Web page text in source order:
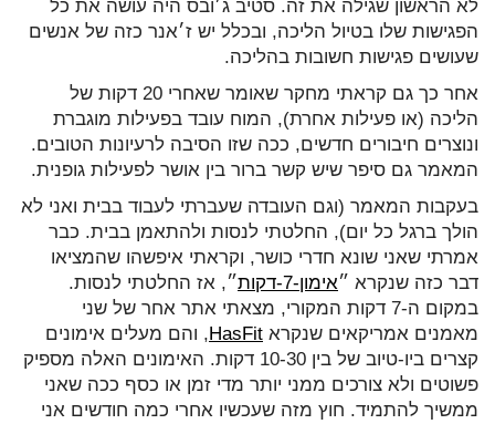
לא הראשון שגילה את זה. סטיב ג׳ובס היה עושה את כל
הפגישות שלו בטיול הליכה, ובכלל יש ז׳אנר כזה של אנשים
שעושים פגישות חשובות בהליכה.
אחר כך גם קראתי מחקר שאומר שאחרי 20 דקות של
הליכה (או פעילות אחרת), המוח עובד בפעילות מוגברת
ונוצרים חיבורים חדשים, ככה שזו הסיבה לרעיונות הטובים.
המאמר גם סיפר שיש קשר ברור בין אושר לפעילות גופנית.
בעקבות המאמר (וגם העובדה שעברתי לעבוד בבית ואני לא
הולך ברגל כל יום), החלטתי לנסות ולהתאמן בבית. כבר
אמרתי שאני שונא חדרי כושר, וקראתי איפשהו שהמציאו
דבר כזה שנקרא ״אימון-7-דקות
״, אז החלטתי לנסות.
במקום ה-7 דקות המקורי, מצאתי אתר אחר של שני
מאמנים אמריקאים שנקרא HasFit , והם מעלים אימונים
קצרים ביו-טיוב של בין 10-30 דקות. האימונים האלה מספיק
פשוטים ולא צורכים ממני יותר מדי זמן או כסף ככה שאני
ממשיך להתמיד. חוץ מזה שעכשיו אחרי כמה חודשים אני